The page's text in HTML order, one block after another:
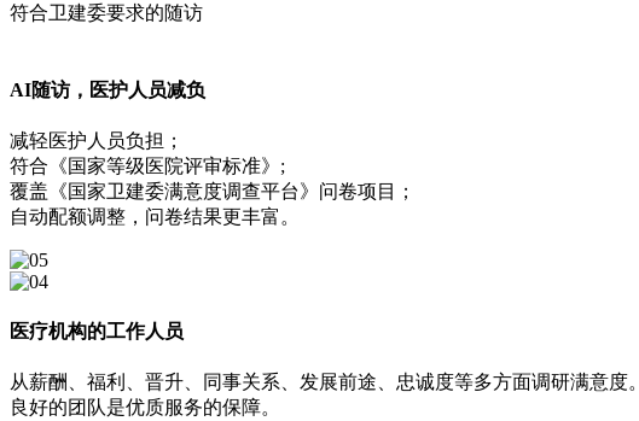
符合卫建委要求的随访
AI随访，医护人员减负
减轻医护人员负担；
符合《国家等级医院评审标准》;
覆盖《国家卫建委满意度调查平台》问卷项目；
自动配额调整，问卷结果更丰富。
医疗机构的工作人员
从薪酬、福利、晋升、同事关系、发展前途、忠诚度等多方面调研满意度。
良好的团队是优质服务的保障。